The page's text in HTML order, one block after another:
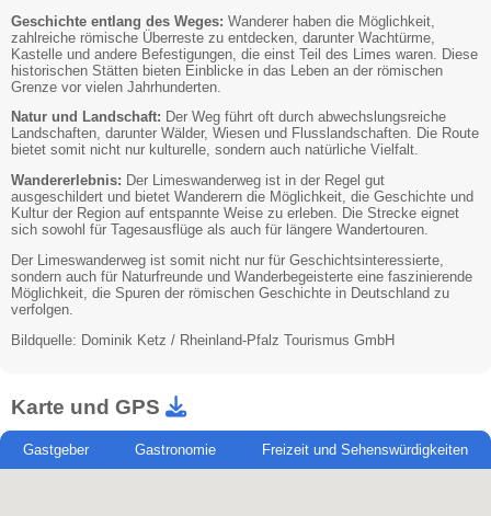
Geschichte entlang des Weges: Wanderer haben die Möglichkeit,
zahlreiche römische Überreste zu entdecken, darunter Wachtürme,
Kastelle und andere Befestigungen, die einst Teil des Limes waren. Diese
historischen Stätten bieten Einblicke in das Leben an der römischen
Grenze vor vielen Jahrhunderten.
Natur und Landschaft: Der Weg führt oft durch abwechslungsreiche
Landschaften, darunter Wälder, Wiesen und Flusslandschaften. Die Route
bietet somit nicht nur kulturelle, sondern auch natürliche Vielfalt.
Wandererlebnis: Der Limeswanderweg ist in der Regel gut
ausgeschildert und bietet Wanderern die Möglichkeit, die Geschichte und
Kultur der Region auf entspannte Weise zu erleben. Die Strecke eignet
sich sowohl für Tagesausflüge als auch für längere Wandertouren.
Der Limeswanderweg ist somit nicht nur für Geschichtsinteressierte,
sondern auch für Naturfreunde und Wanderbegeisterte eine faszinierende
Möglichkeit, die Spuren der römischen Geschichte in Deutschland zu
verfolgen.
Bildquelle: Dominik Ketz / Rheinland-Pfalz Tourismus GmbH
Karte und GPS
Gastgeber Gastronomie Freizeit und Sehenswürdigkeiten